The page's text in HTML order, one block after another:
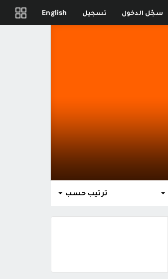
سجّل الدخول تسجيل English
ترتيب حسب